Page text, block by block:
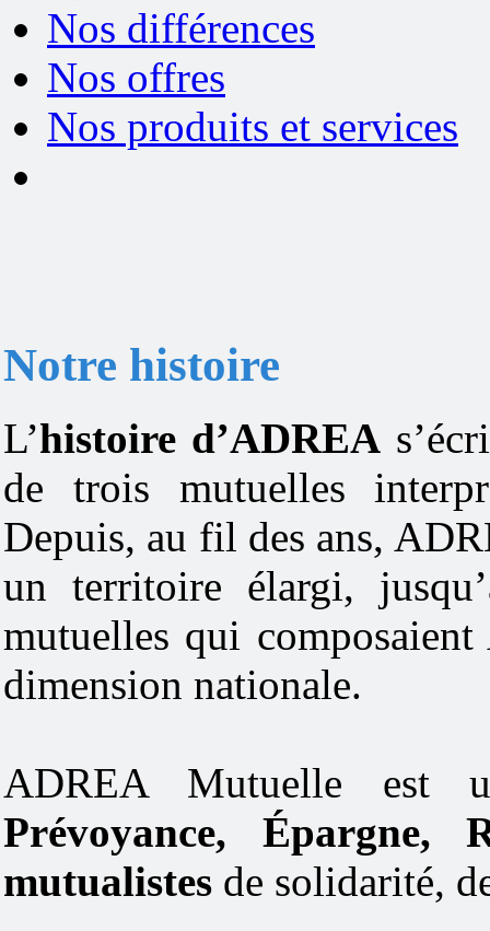
Nos différences
Nos offres
Nos produits et services
Notre histoire
L’histoire d’ADREA
de trois mutuelles
Depuis, au fil des ans,
un territoire élargi,
mutuelles qui
dimension nationale.
ADREA Mutuelle est
Prévoyance, Épargne,
mutualistes de solidarité,